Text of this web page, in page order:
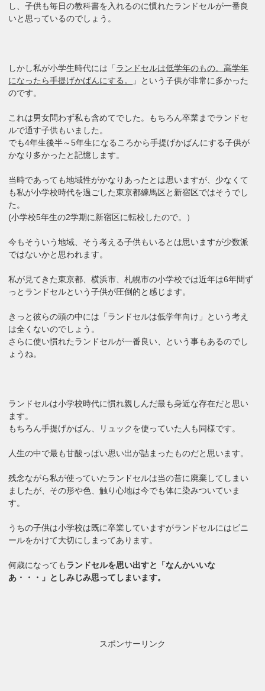
し、子供も毎日の教科書を入れるのに慣れたランドセルが一番良
いと思っているのでしょう。
しかし私が小学生時代には「ランドセルは低学年のもの。高学年
になったら手提げかばんにする。
」という子供が非常に多かった
のです。
これは男女問わず私も含めてでした。もちろん卒業までランドセ
ルで通す子供もいました。
でも4年生後半～5年生になるころから手提げかばんにする子供が
かなり多かったと記憶します。
当時であっても地域性がかなりあったとは思いますが、少なくて
も私が小学校時代を過ごした東京都練馬区と新宿区ではそうでし
た。
(小学校5年生の2学期に新宿区に転校したので。）
今もそういう地域、そう考える子供もいるとは思いますが少数派
ではないかと思われます。
私が見てきた東京都、横浜市、札幌市の小学校では近年は6年間ず
っとランドセルという子供が圧倒的と感じます。
きっと彼らの頭の中には「ランドセルは低学年向け」という考え
は全くないのでしょう。
さらに使い慣れたランドセルが一番良い、という事もあるのでし
ょうね。
ランドセルは小学校時代に慣れ親しんだ最も身近な存在だと思い
ます。
もちろん手提げかばん、リュックを使っていた人も同様です。
人生の中で最も甘酸っぱい思い出が詰まったものだと思います。
残念ながら私が使っていたランドセルは当の昔に廃棄してしまい
ましたが、その形や色、触り心地は今でも体に染みついていま
す。
うちの子供は小学校は既に卒業していますがランドセルにはビニ
ールをかけて大切にしまってあります。
何歳になってもランドセルを思い出すと「なんかいいな
あ・・・」としみじみ思ってしまいます。
スポンサーリンク